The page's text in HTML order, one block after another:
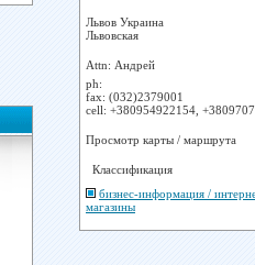
Львов Украина
Львовская
Attn: Андрей
ph:
fax: (032)2379001
cell: +380954922154,
Просмотр карты / маршрута
Классификация
бизнес-информация /
магазины